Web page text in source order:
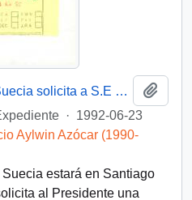
Carta del Embajador de Suecia solicita a S.E una audiencia para Junio de 1992
· 1992-06-23
Aylwin Azócar (1990-
estará en Santiago
al Presidente una